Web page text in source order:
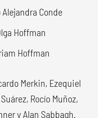
Conde
Hoffman
Hoffman
Merkin, Ezequiel
Rocío Muñoz,
y Alan Sabbagh.